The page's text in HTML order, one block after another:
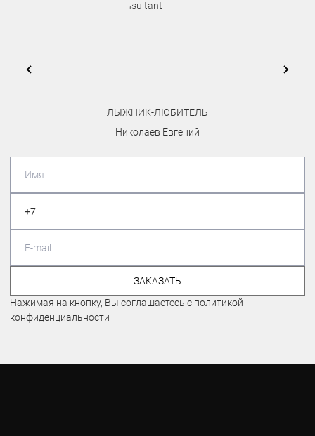
ЛЫЖНИК-ЛЮБИТЕЛЬ
Николаев Евгений
ЗАКАЗАТЬ
Нажимая на кнопку, Вы соглашаетесь с политикой
конфиденциальности